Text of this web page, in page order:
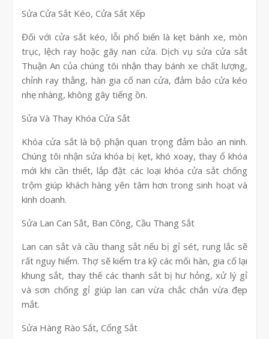
Sửa Cửa Sắt Kéo, Cửa Sắt Xếp
Đối với cửa sắt kéo, lỗi phổ biến là kẹt bánh xe, mòn
trục, lệch ray hoặc gãy nan cửa. Dịch vụ sửa cửa sắt
Thuận An của chúng tôi nhận thay bánh xe chất lượng,
chỉnh ray thẳng, hàn gia cố nan cửa, đảm bảo cửa kéo
nhẹ nhàng, không gây tiếng ồn.
Sửa Và Thay Khóa Cửa Sắt
Khóa cửa sắt là bộ phận quan trọng đảm bảo an ninh.
Chúng tôi nhận sửa khóa bị kẹt, khó xoay, thay ổ khóa
mới khi cần thiết, lắp đặt các loại khóa cửa sắt chống
trộm giúp khách hàng yên tâm hơn trong sinh hoạt và
kinh doanh.
Sửa Lan Can Sắt, Ban Công, Cầu Thang Sắt
Lan can sắt và cầu thang sắt nếu bị gỉ sét, rung lắc sẽ
rất nguy hiểm. Thợ sẽ kiểm tra kỹ các mối hàn, gia cố lại
khung sắt, thay thế các thanh sắt bị hư hỏng, xử lý gỉ
và sơn chống gỉ giúp lan can vừa chắc chắn vừa đẹp
mắt.
Sửa Hàng Rào Sắt, Cổng Sắt